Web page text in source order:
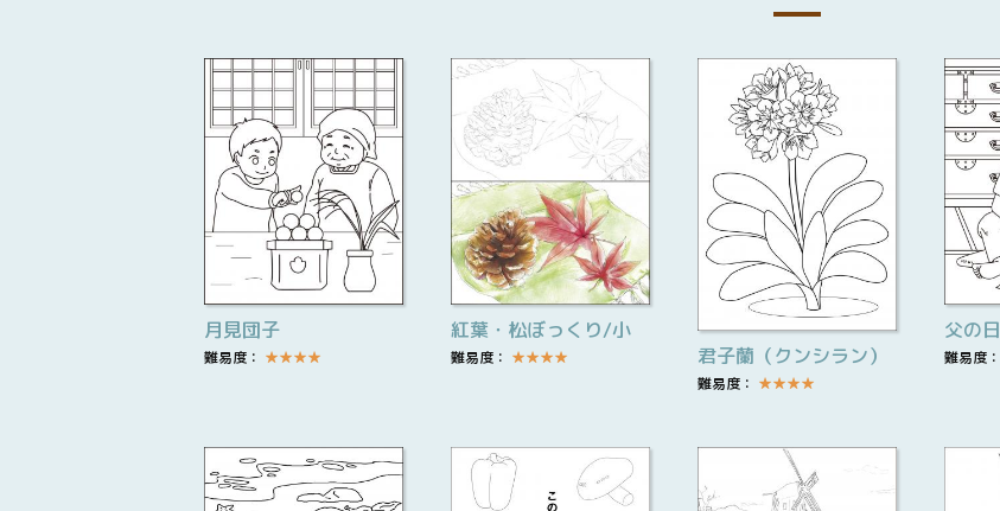
月見団子
難易度： ★★★★
紅葉・松ぼっくり/小
難易度： ★★★★ 君子蘭（クンシラン）
難易度： ★★★★
父の日
難易度：